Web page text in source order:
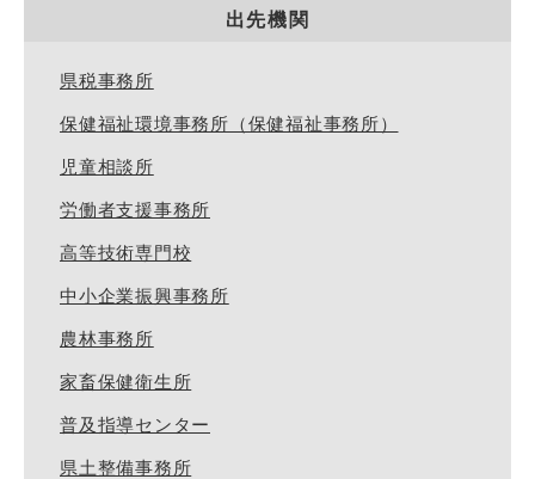
出先機関
県税事務所
保健福祉環境事務所（保健福祉事務所）
児童相談所
労働者支援事務所
高等技術専門校
中小企業振興事務所
農林事務所
家畜保健衛生所
普及指導センター
県土整備事務所